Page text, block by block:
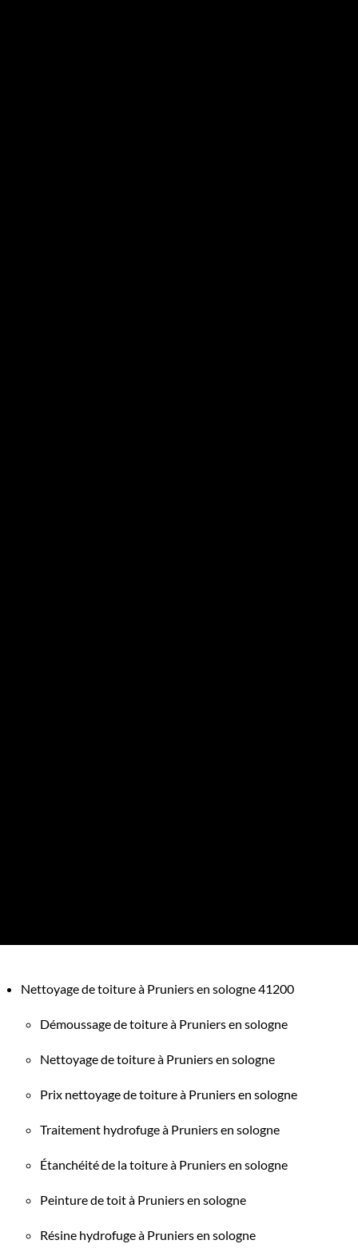
Nettoyage de toiture à Pruniers en sologne 41200
Démoussage de toiture à Pruniers en sologne
Nettoyage de toiture à Pruniers en sologne
Prix nettoyage de toiture à Pruniers en sologne
Traitement hydrofuge à Pruniers en sologne
Étanchéité de la toiture à Pruniers en sologne
Peinture de toit à Pruniers en sologne
Résine hydrofuge à Pruniers en sologne